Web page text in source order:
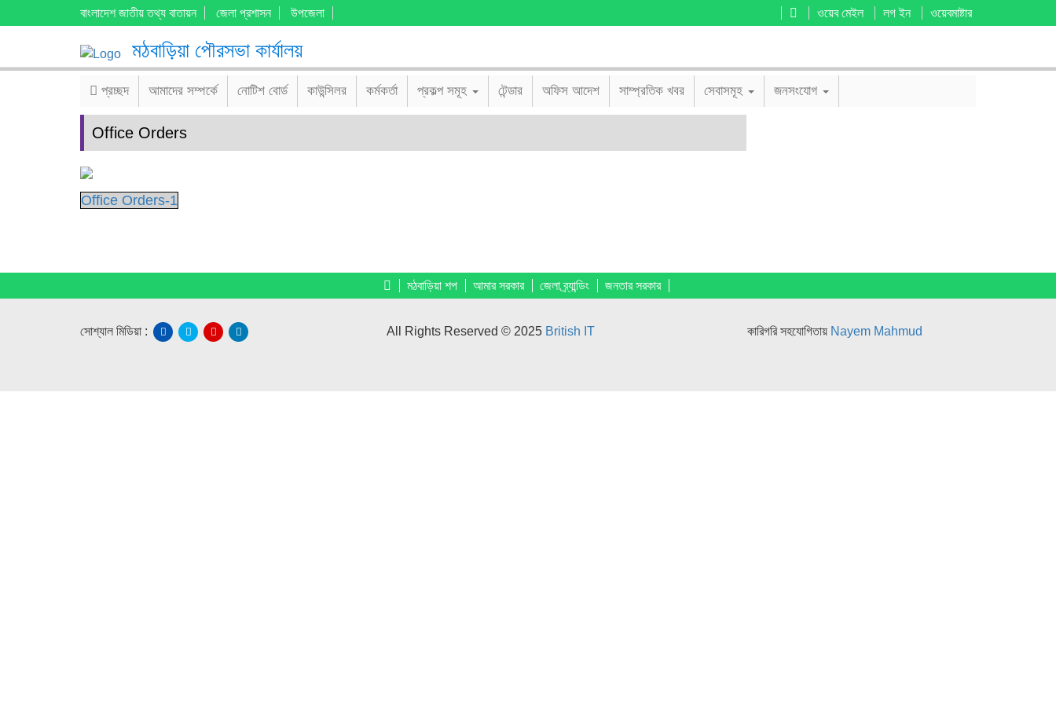
বাংলাদেশ জাতীয় তথ্য বাতায়ন জেলা প্রশাসন উপজেলা ওয়েব মেইল লগ ইন ওয়েবমাষ্টার
মঠবাড়িয়া পৌরসভা কার্যালয়
প্রচ্ছদ আমাদের সম্পর্কে নোটিশ বোর্ড কাউন্সিলর কর্মকর্তা প্রকল্প সমূহ টেন্ডার অফিস আদেশ সাম্প্রতিক খবর সেবাসমূহ জনসংযোগ
Office Orders
Office Orders-1
মঠবাড়িয়া শপ আমার সরকার জেলা ব্র্যান্ডিং জনতার সরকার
সোশ্যাল মিডিয়া : All Rights Reserved © 2025 British IT কারিগরি সহযোগিতায় Nayem Mahmud